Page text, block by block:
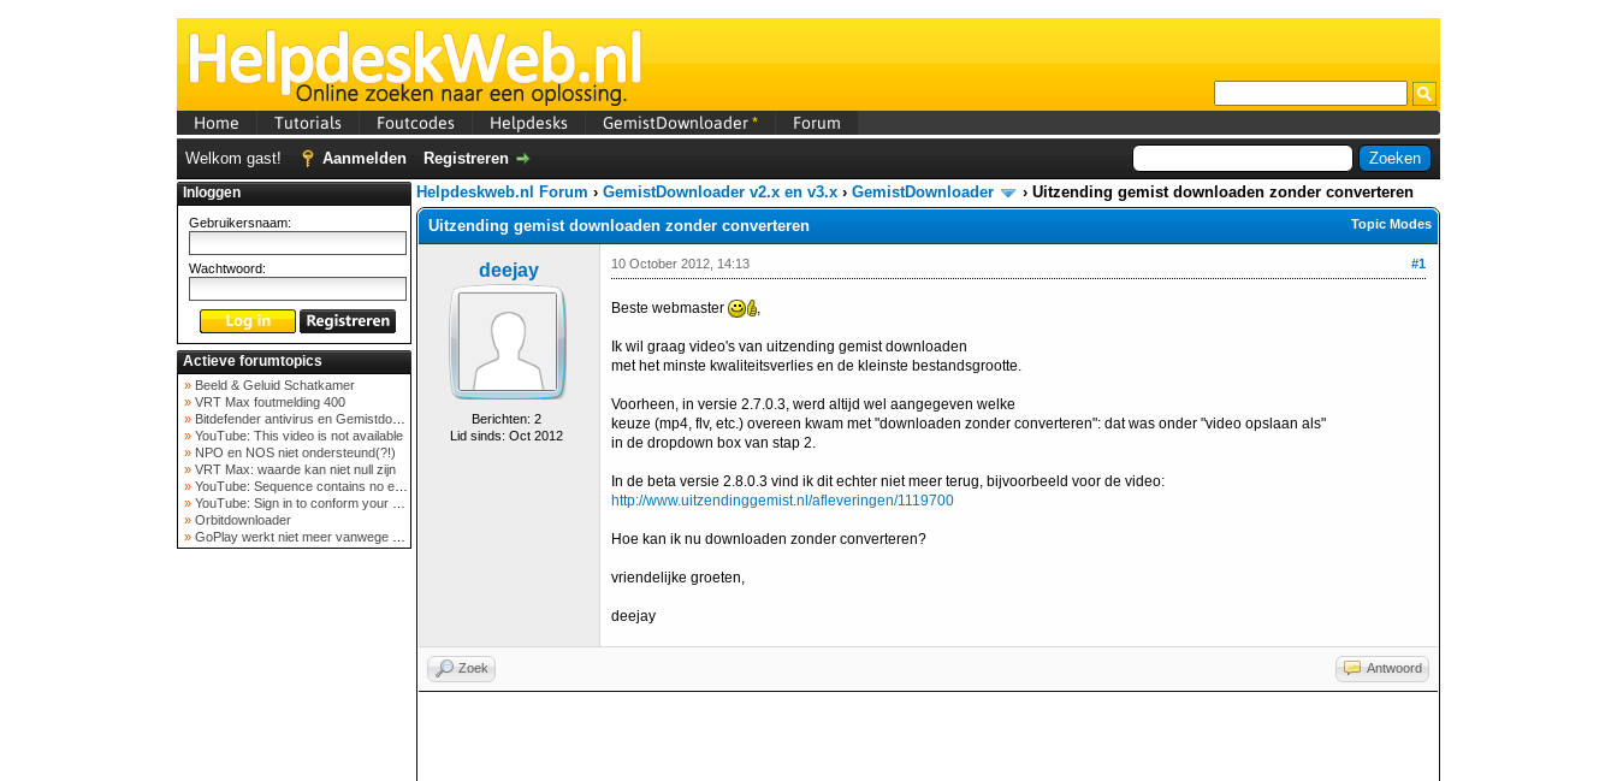
Home Tutorials Foutcodes Helpdesks GemistDownloader* Forum
Welkom gast! Aanmelden Registreren
Inloggen
Gebruikersnaam:
Wachtwoord:
Actieve forumtopics
» Beeld & Geluid Schatkamer
» VRT Max foutmelding 400
» Bitdefender antivirus en Gemistdowloader
» YouTube: This video is not available
» NPO en NOS niet ondersteund(?!)
» VRT Max: waarde kan niet null zijn
» YouTube: Sequence contains no elements
» YouTube: Sign in to conform your not a bot
» Orbitdownloader
» GoPlay werkt niet meer vanwege nieuwe webadres
Helpdeskweb.nl Forum › GemistDownloader v2.x en v3.x › GemistDownloader › Uitzending gemist downloaden zonder converteren
Topic Modes
Uitzending gemist downloaden zonder converteren
deejay
Berichten: 2
Lid sinds: Oct 2012
#1
10 October 2012, 14:13
Beste webmaster ,
Ik wil graag video's van uitzending gemist downloaden
met het minste kwaliteitsverlies en de kleinste bestandsgrootte.
Voorheen, in versie 2.7.0.3, werd altijd wel aangegeven welke
keuze (mp4, flv, etc.) overeen kwam met "downloaden zonder converteren": dat was onder "video opslaan als"
in de dropdown box van stap 2.
In de beta versie 2.8.0.3 vind ik dit echter niet meer terug, bijvoorbeeld voor de video:
http://www.uitzendinggemist.nl/afleveringen/1119700
Hoe kan ik nu downloaden zonder converteren?
vriendelijke groeten,
deejay
Zoek Antwoord